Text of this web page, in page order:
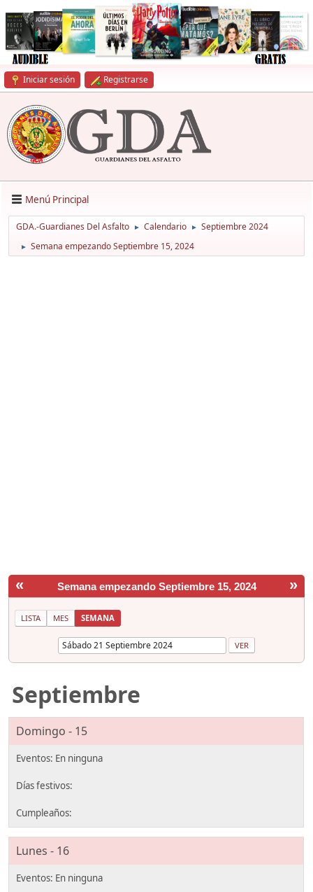
Iniciar sesión Registrarse
Menú Principal
GDA.-Guardianes Del Asfalto ► Calendario ► Septiembre 2024
► Semana empezando Septiembre 15, 2024
« »
Semana empezando Septiembre 15, 2024
LISTA MES SEMANA
Septiembre
Domingo - 15
Lunes - 16